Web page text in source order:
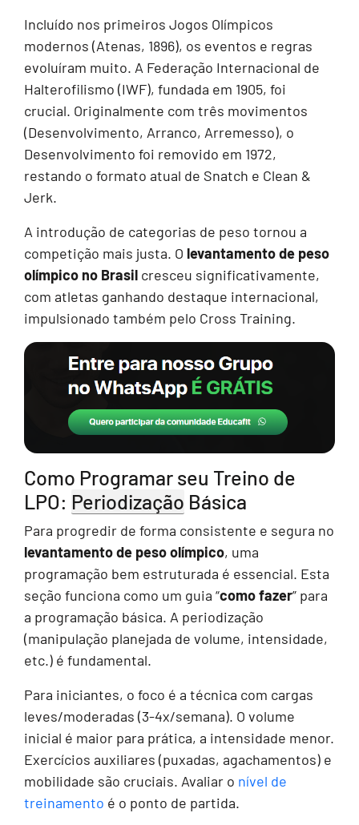
Incluído nos primeiros Jogos Olímpicos
modernos (Atenas, 1896), os eventos e regras
evoluíram muito. A Federação Internacional de
Halterofilismo (IWF), fundada em 1905, foi
crucial. Originalmente com três movimentos
(Desenvolvimento, Arranco, Arremesso), o
Desenvolvimento foi removido em 1972,
restando o formato atual de Snatch e Clean &
Jerk.
A introdução de categorias de peso tornou a
competição mais justa. O levantamento de peso
olímpico no Brasil cresceu significativamente,
com atletas ganhando destaque internacional,
impulsionado também pelo Cross Training.
Como Programar seu Treino de
LPO: Periodização Básica
Para progredir de forma consistente e segura no
levantamento de peso olímpico, uma
programação bem estruturada é essencial. Esta
seção funciona como um guia “como fazer” para
a programação básica. A periodização
(manipulação planejada de volume, intensidade,
etc.) é fundamental.
Para iniciantes, o foco é a técnica com cargas
leves/moderadas (3-4x/semana). O volume
inicial é maior para prática, a intensidade menor.
Exercícios auxiliares (puxadas, agachamentos) e
mobilidade são cruciais. Avaliar o nível de
treinamento é o ponto de partida.